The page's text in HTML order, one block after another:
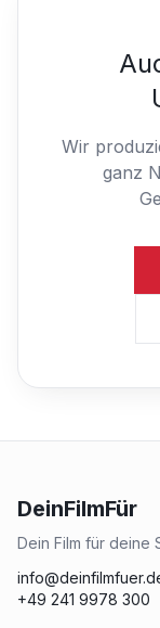
Wir
ganz
DeinFilmFür
Dein Film für deine
+49 241 9978 300